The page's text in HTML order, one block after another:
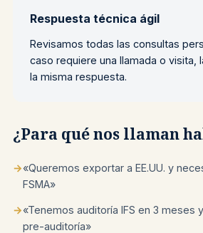
Respuesta técnica ágil
Revisamos todas las consultas
caso requiere una llamada o visita,
la misma respuesta.
¿Para qué nos llaman
→«Queremos exportar a EE.UU. y
FSMA»
→«Tenemos auditoría IFS en 3 meses
pre-auditoría»